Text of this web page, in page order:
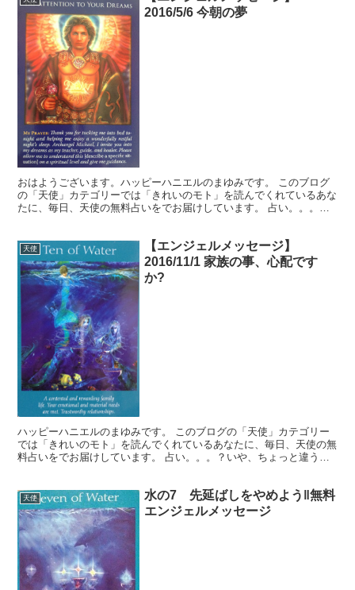
2016/5/6 今朝の夢
おはようございます。ハッピーハニエルのまゆみです。 このブログ
の「天使」カテゴリーでは「きれいのモト」を読んでくれているあな
たに、毎日、天使の無料占いをでお届けしています。 占い。。。？
天使
【エンジェルメッセージ】
2016/11/1 家族の事、心配です
か?
ハッピーハニエルのまゆみです。 このブログの「天使」カテゴリー
では「きれいのモト」を読んでくれているあなたに、毎日、天使の無
料占いをでお届けしています。 占い。。。？いや、ちょっと違うか
天使
水の7 先延ばしをやめよう‖無料
エンジェルメッセージ